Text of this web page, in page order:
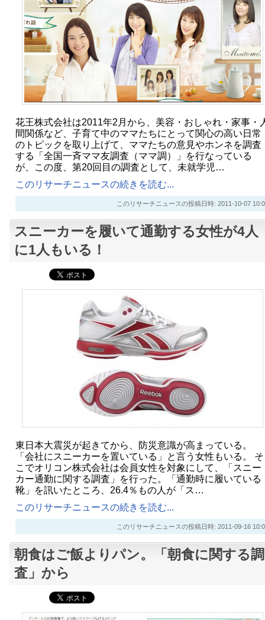
花王株式会社は2011年2月から、美容・おしゃれ・家事・
間関係など、子育て中のママたちにとって関心の高い日常
のトピックを取り上げて、ママたちの意見やホンネを調査
する「全国一斉ママ友調査（ママ調）」を行なっている
が、この度、第20回目の調査として、未就学児…
このリサーチニュースの続きを読む...
このリサーチニュースの投稿日時: 2011-10-07
スニーカーを履いて通勤する女性が4人
に1人もいる！
東日本大震災が起きてから、防災意識が高まっている。
「会社にスニーカーを置いている」と言う女性もいる。 そ
こでオリコン株式会社は会員女性を対象にして、「スニー
カー通勤に関する調査」を行った。「通勤時に履いている
靴」を訊いたところ、26.4％もの人が「ス…
このリサーチニュースの続きを読む...
このリサーチニュースの投稿日時: 2011-09-16
朝食はご飯よりパン。「朝食に関する調
査」から